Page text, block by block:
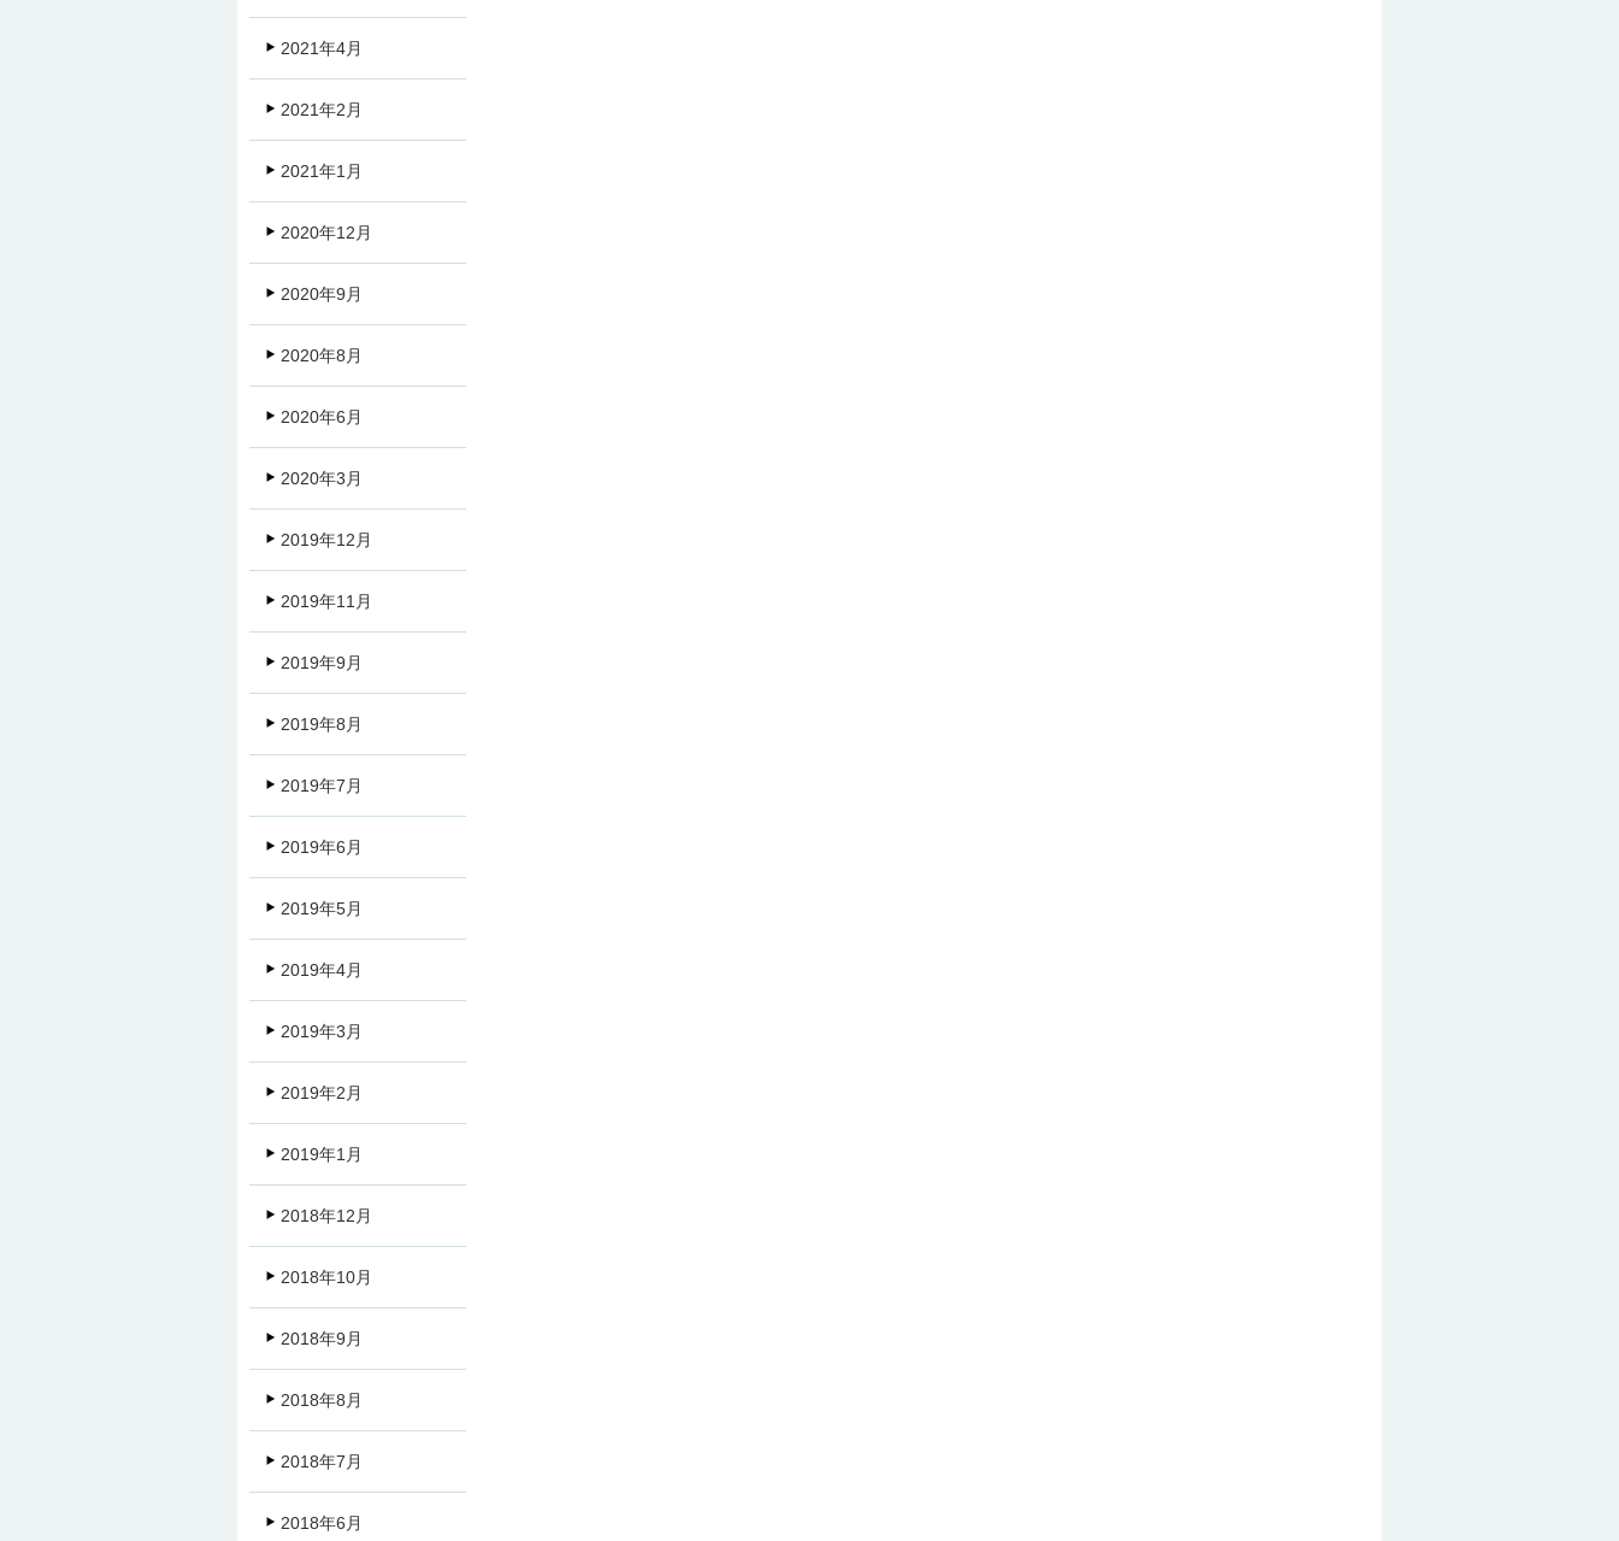
2021年4月
2021年2月
2021年1月
2020年12月
2020年9月
2020年8月
2020年6月
2020年3月
2019年12月
2019年11月
2019年9月
2019年8月
2019年7月
2019年6月
2019年5月
2019年4月
2019年3月
2019年2月
2019年1月
2018年12月
2018年10月
2018年9月
2018年8月
2018年7月
2018年6月